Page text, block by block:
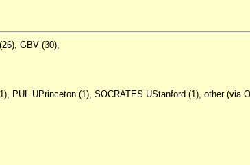
GBV (30),
PUL UPrinceton (1), SOCRATES UStanford (1), other (via